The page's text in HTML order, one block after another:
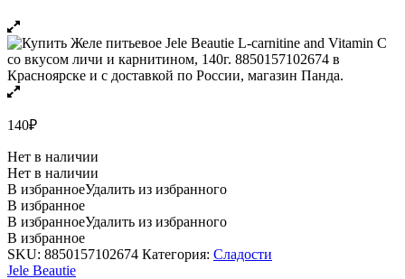
140₽
Нет в наличии
Нет в наличии
В избранноеУдалить из избранного
В избранное
В избранноеУдалить из избранного
В избранное
SKU: 8850157102674 Категория: Сладости
Jele Beautie